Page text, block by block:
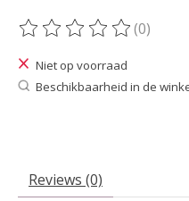
De beoordeling van dit
(0)
Niet op voorraad
Beschikbaarheid in de
Reviews (0)